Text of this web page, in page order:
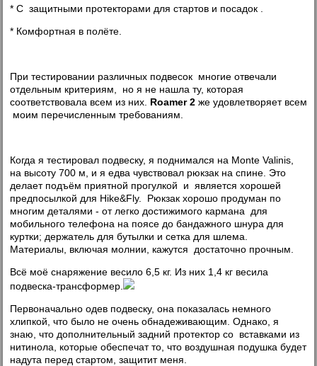
* С защитными протекторами для стартов и посадок .
* Комфортная в полёте.
При тестировании различных подвесок многие отвечали
отдельным критериям, но я не нашла ту, которая
соответствовала всем из них. Roamer 2 же удовлетворяет всем
моим перечисленным требованиям.
Когда я тестировал подвеску, я поднимался на Monte Valinis,
на высоту 700 м, и я едва чувствовал рюкзак на спине. Это
делает подъём приятной прогулкой и является хорошей
предпосылкой для Hike&Fly. Рюкзак хорошо продуман по
многим деталями - от легко достижимого кармана для
мобильного телефона на поясе до бандажного шнура для
куртки; держатель для бутылки и сетка для шлема.
Материалы, включая молнии, кажутся достаточно прочным.
Всё моё снаряжение весило 6,5 кг. Из них 1,4 кг весила
подвеска-трансформер.
Первоначально одев подвеску, она показалась немного
хлипкой, что было не очень обнадеживающим. Однако, я
знаю, что дополнительный задний протектор со вставками из
нитинола, которые обеспечат то, что воздушная подушка будет
надута перед стартом, защитит меня.